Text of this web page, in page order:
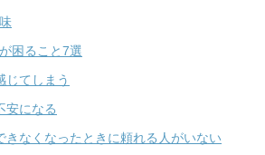
困ること7選
じてしまう
安になる
きなくなったときに頼れる人がいない